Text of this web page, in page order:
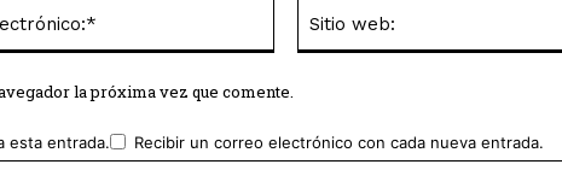
electrónico:*
la próxima vez que comente.
esta entrada. Recibir un correo electrónico con cada nueva entrada.